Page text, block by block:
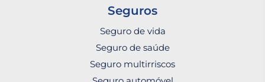
Seguros
Seguro de vida
Seguro de saúde
Seguro multirriscos